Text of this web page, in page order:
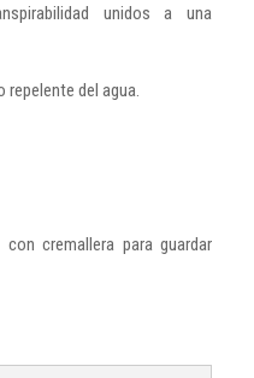
unidos a una
repelente del agua.
cremallera para guardar